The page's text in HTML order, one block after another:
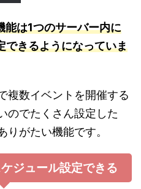
能は1つのサーバー内に
できるようになっていま
複数イベントを開催する
のでたくさん設定した
りがたい機能です。
ジュール設定できる